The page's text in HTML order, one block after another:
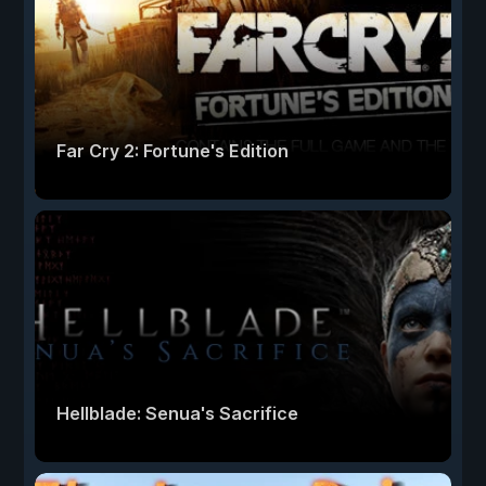
Far Cry 2: Fortune's Edition
Hellblade: Senua's Sacrifice